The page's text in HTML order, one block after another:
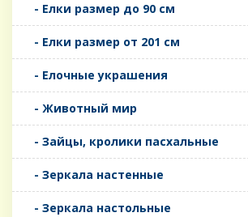
- Елки размер до 90 см
- Елки размер от 201 см
- Елочные украшения
- Животный мир
- Зайцы, кролики пасхальные
- Зеркала настенные
- Зеркала настольные